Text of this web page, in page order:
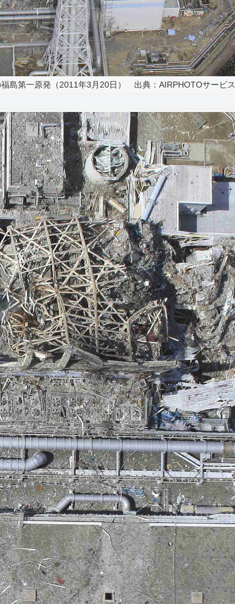
島第一原発（2011年3月20日） 出典：AIRPHOTOサービス